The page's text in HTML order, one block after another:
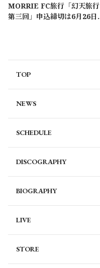
MORRIE FC旅行「幻天旅行
第三回」申込締切は6月26日
TOP
NEWS
SCHEDULE
DISCOGRAPHY
BIOGRAPHY
LIVE
STORE